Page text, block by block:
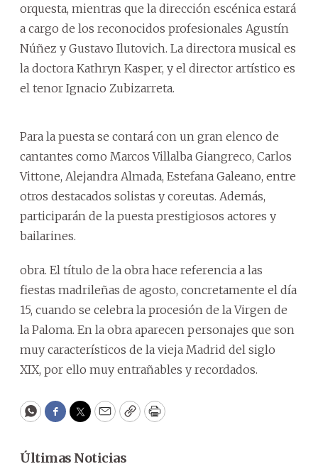
orquesta, mientras que la dirección escénica estará
a cargo de los reconocidos profesionales Agustín
Núñez y Gustavo Ilutovich. La directora musical es
la doctora Kathryn Kasper, y el director artístico es
el tenor Ignacio Zubizarreta.
Para la puesta se contará con un gran elenco de
cantantes como Marcos Villalba Giangreco, Carlos
Vittone, Alejandra Almada, Estefana Galeano, entre
otros destacados solistas y coreutas. Además,
participarán de la puesta prestigiosos actores y
bailarines.
obra. El título de la obra hace referencia a las
fiestas madrileñas de agosto, concretamente el día
15, cuando se celebra la procesión de la Virgen de
la Paloma. En la obra aparecen personajes que son
muy característicos de la vieja Madrid del siglo
XIX, por ello muy entrañables y recordados.
WhatsApp
Facebook
Twitter
EmailCopyPrint
Últimas Noticias